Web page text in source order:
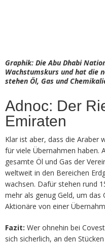
Graphik: Die Abu Dhabi
Wachstumskurs und hat die
stehen Öl, Gas und
Adnoc: Der
Emiraten
Klar ist aber, dass die Araber
für viele Übernahmen haben.
gesamte Öl und Gas der
weltweit in den Bereichen
wachsen. Dafür stehen rund
mehr als genug Geld, um
Aktionäre von einer
Fazit: Wer ohnehin bei
sich sicherlich, an den